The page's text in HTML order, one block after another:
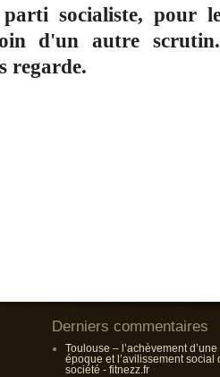
socialiste, pour
d'un autre
regarde.
Derniers commentaires
Toulouse – l’achèvement d’une
époque et l’avilissement social
société - fitnezz.fr